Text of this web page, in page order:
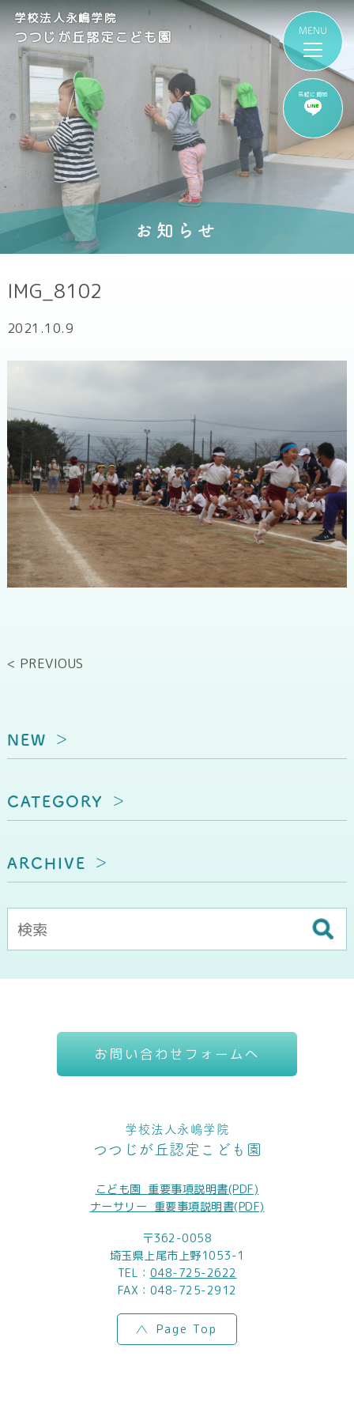
気軽に質問
学校法人永嶋学院
つつじが丘認定こども園
お知らせ
IMG_8102
2021.10.9
< PREVIOUS
NEW
CATEGORY
ARCHIVE
お問い合わせフォームへ
学校法人永嶋学院
つつじが丘認定こども園
こども園_重要事項説明書(PDF)
ナーサリー_重要事項説明書(PDF)
〒362-0058
埼玉県上尾市上野1053-1
TEL： 048-725-2622
FAX：048-725-2912
Page Top